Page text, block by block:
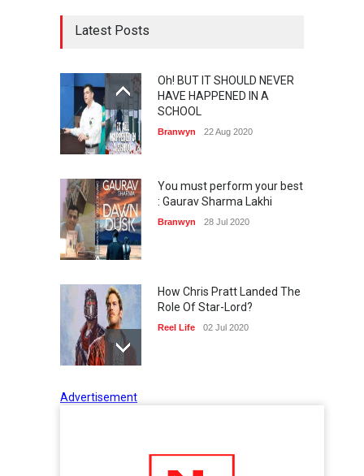
Latest Posts
Oh! BUT IT SHOULD NEVER
HAVE HAPPENED IN A
SCHOOL
Branwyn 22 Aug 2020
You must perform your best
: Gaurav Sharma Lakhi
Branwyn 28 Jul 2020
How Chris Pratt Landed The
Role Of Star-Lord?
Reel Life 02 Jul 2020
Advertisement